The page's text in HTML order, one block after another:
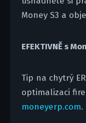
Money S3 a
EFEKTIVNĚ s
Tip na chytrý
optimalizaci
moneyerp.com.